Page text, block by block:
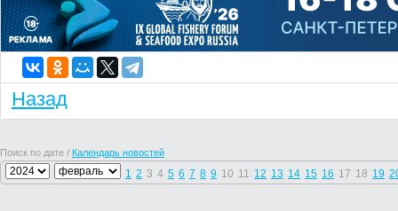
Назад
Поиск по дате / Календарь новостей
1 2 3 4 5 6 7 8 9 10 11 12 13 14 15 16 17 18 19